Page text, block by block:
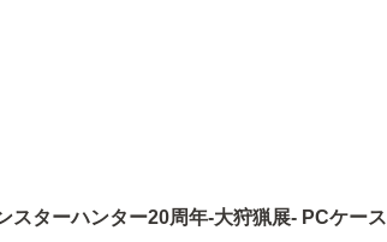
スターハンター20周年-大狩猟展- PCケース